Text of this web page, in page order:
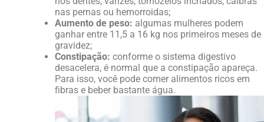
nas pernas ou hemorroidas;
Aumento de peso: algumas mulheres podem
ganhar entre 11,5 a 16 kg nos primeiros meses de
gravidez;
Constipação: conforme o sistema digestivo
desacelera, é normal que a constipação apareça.
Para isso, você pode comer alimentos ricos em
fibras e beber bastante água.